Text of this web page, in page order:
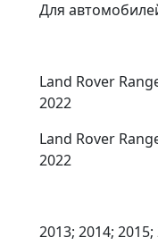
Для
Land Rover
2022
Land Rover
2022
2013; 2014;